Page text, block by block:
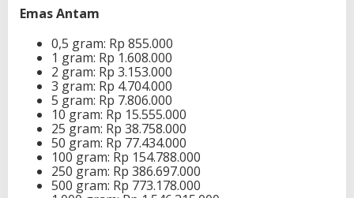
Emas Antam
0,5 gram: Rp 855.000
1 gram: Rp 1.608.000
2 gram: Rp 3.153.000
3 gram: Rp 4.704.000
5 gram: Rp 7.806.000
10 gram: Rp 15.555.000
25 gram: Rp 38.758.000
50 gram: Rp 77.434.000
100 gram: Rp 154.788.000
250 gram: Rp 386.697.000
500 gram: Rp 773.178.000